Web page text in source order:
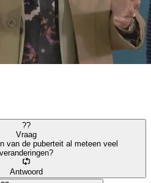
??
Vraag
van de puberteit al meteen veel
veranderingen?
Antwoord